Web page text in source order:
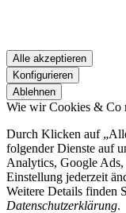
Alle akzeptieren
Konfigurieren
Ablehnen
Wie wir Cookies & Co
Durch Klicken auf
folgender Dienste auf
Analytics, Google
Einstellung jederzeit
Weitere Details finden
Datenschutzerklärung.